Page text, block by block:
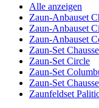
Alle anzeigen
Zaun-Anbauset
Zaun-Anbauset
Zaun-Anbauset
Zaun-Set
Zaun-Set Circle
Zaun-Set
Zaun-Set
Zaunfeldset